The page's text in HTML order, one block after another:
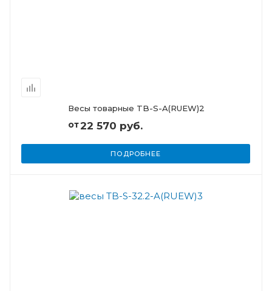
Весы товарные TB-S-A(RUEW)2
от22 570 руб.
ПОДРОБНЕЕ